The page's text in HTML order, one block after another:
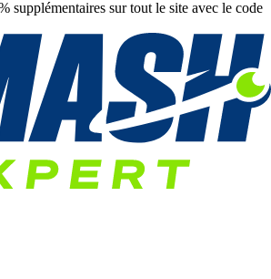
supplémentaires sur tout le site avec le code